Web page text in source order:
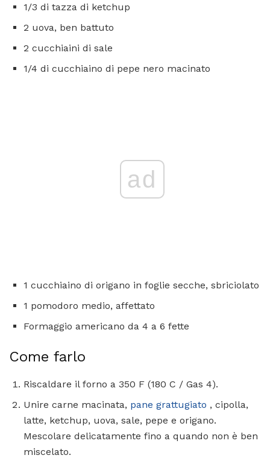
1/3 di tazza di ketchup
2 uova, ben battuto
2 cucchiaini di sale
1/4 di cucchiaino di pepe nero macinato
ad
1 cucchiaino di origano in foglie secche, sbriciolato
1 pomodoro medio, affettato
Formaggio americano da 4 a 6 fette
Come farlo
Riscaldare il forno a 350 F (180 C / Gas 4).
Unire carne macinata, pane grattugiato , cipolla,
latte, ketchup, uova, sale, pepe e origano.
Mescolare delicatamente fino a quando non è ben
miscelato.